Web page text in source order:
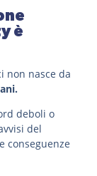
è
non nasce da
deboli o
del
conseguenze